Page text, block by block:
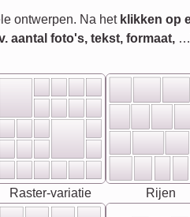
ontwerpen. Na het klikken op
aantal foto's, tekst, formaat,
Raster-variatie Rijen